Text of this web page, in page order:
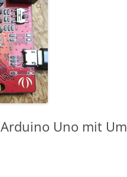
Uno mit